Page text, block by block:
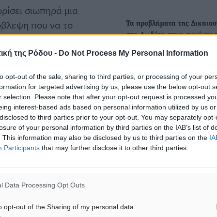
της Ρόδου - Do Not Process My Personal Information
opt-out of the sale, sharing to third parties, or processing of your
for targeted advertising by us, please use the below opt-out
selection. Please note that after your opt-out request is processed
interest-based ads based on personal information utilized by us
to third parties prior to your opt-out. You may separately
of your personal information by third parties on the IAB’s list of
This information may also be disclosed by us to third parties on the
Participants that may further disclose it to other third parties.
Data Processing Opt Outs
opt-out of the Sharing of my personal data.
σιωπηρά μια
που να το
μετατρέπεται σε
της καταχώρισης με
κάνει το πρόβλημα
το δικαίωμα να
εναντίον σου. Καλό
κάτι τοπικό,
μπορεί να ελεγχθεί
#Ρόδος
Τα προβλήματα της
στα Δωδ/σα στην
Υπουργείου Δικαιοσύνης
Ο Κοσμήτορας της Βουλής
Βουλευτής Δωδεκανήσου
Α. Υψηλάντης είχε
εποικοδομητική…
Θ. Νικηταράς: Ο αγώνας
ελευθερία, δημοκρατία,
εξέγερσης του
δήμαρχος Κω…